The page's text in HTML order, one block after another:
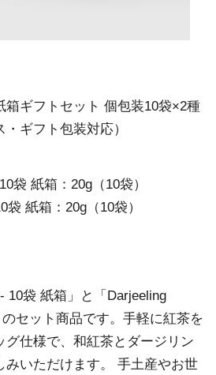
箱ギフトセット 個包装10袋×2種
・ギフト包装対応）
袋 紙箱：20g（10袋）
袋 紙箱：20g（10袋）
10袋 紙箱」と「Darjeeling
セット商品です。手軽に紅茶を
グ仕様で、和紅茶とダージリン
みいただけます。 手土産やお世